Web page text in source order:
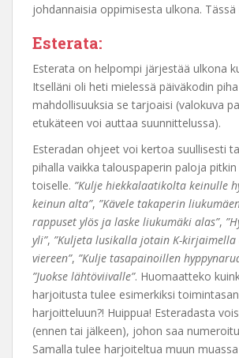
johdannaisia oppimisesta ulkona.
Esterata:
Esterata on helpompi järjestää ulkona
Itselläni oli heti mielessä päiväkodin
mahdollisuuksia se tarjoaisi (valokuva
etukäteen voi auttaa suunnittelussa).
Esteradan ohjeet voi kertoa suullisesti
pihalla vaikka talouspaperin paloja
toiselle. ”Kulje hiekkalaatikolta keinulle
keinun alta”, ”Kävele takaperin
rappuset ylös ja laske liukumäki alas”,
yli”, ”Kuljeta lusikalla jotain K-
viereen”, ”Kulje tasapainoillen
”Juokse lähtöviivalle”. Huomaatteko
harjoitusta tulee esimerkiksi
harjoitteluun?! Huippua! Esteradasta
(ennen tai jälkeen), johon saa
Samalla tulee harjoiteltua muun